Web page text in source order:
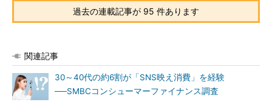
過去の連載記事が 95 件あります
関連記事
30～40代の約6割が「SNS映え消費」を経験
──SMBCコンシューマーファイナンス調査